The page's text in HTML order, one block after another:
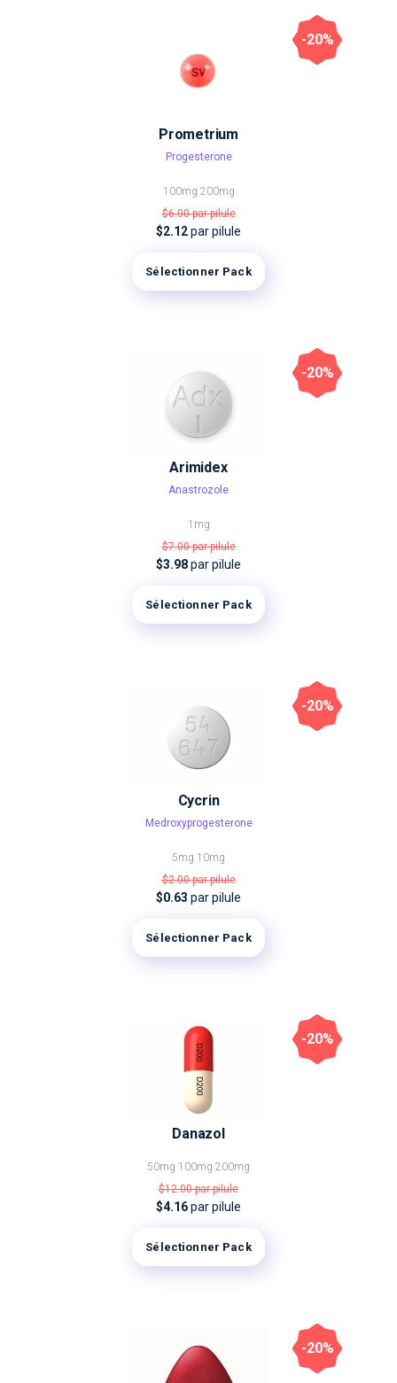
Prometrium
Progesterone
100mg 200mg
$6.00par pilule
$2.12par pilule
Sélectionner Pack
-20%
Arimidex
Anastrozole
1mg
$7.00par pilule
$3.98par pilule
Sélectionner Pack
-20%
Cycrin
Medroxyprogesterone
5mg 10mg
$2.00par pilule
$0.63 par pilule
Sélectionner Pack
-20%
Danazol
50mg 100mg 200mg
$12.00par pilule
$4.16par pilule
Sélectionner Pack
-20%
-20%